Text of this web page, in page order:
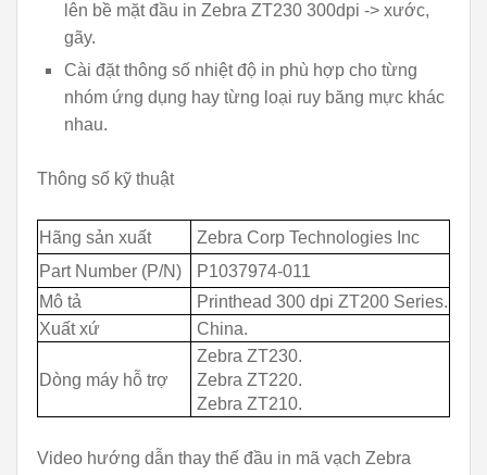
lên bề mặt đầu in Zebra ZT230 300dpi -> xước,
gãy.
Cài đặt thông số nhiệt độ in phù hợp cho từng
nhóm ứng dụng hay từng loại ruy băng mực khác
nhau.
Thông số kỹ thuật
Hãng sản xuất
Zebra Corp Technologies Inc
Part Number (P/N)
P1037974-011
Mô tả
Printhead 300 dpi ZT200 Series.
Xuất xứ
China.
Dòng máy hỗ trợ
Zebra ZT230.
Zebra ZT220.
Zebra ZT210.
Video hướng dẫn thay thế đầu in mã vạch Zebra